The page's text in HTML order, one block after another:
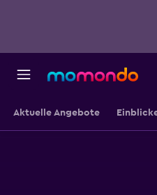
Aktuelle Angebote